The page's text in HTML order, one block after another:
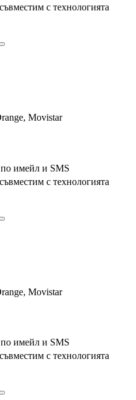
с технологията
Movistar
по имейл и SMS
с технологията
Movistar
по имейл и SMS
с технологията